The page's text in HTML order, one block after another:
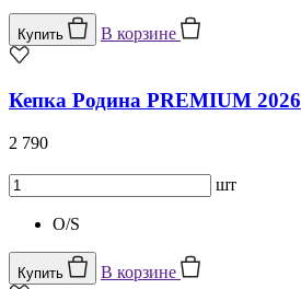
Купить В корзине
Кепка Родина PREMIUM 2026
2 790
шт
O/S
Купить В корзине